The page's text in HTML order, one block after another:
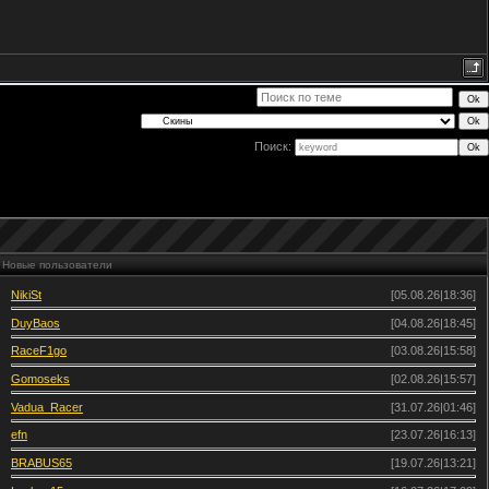
Поиск:
Новые пользователи
NikiSt [05.08.26|18:36]
DuyBaos [04.08.26|18:45]
RaceF1go [03.08.26|15:58]
Gomoseks [02.08.26|15:57]
Vadua_Racer [31.07.26|01:46]
efn [23.07.26|16:13]
BRABUS65 [19.07.26|13:21]